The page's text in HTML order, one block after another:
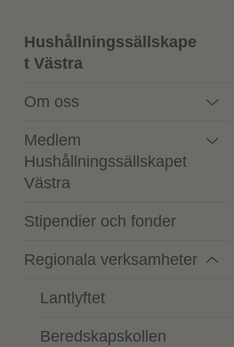
Hushållningssällskape
t Västra
Om oss
Medlem
Hushållningssällskapet
Västra
Stipendier och fonder
Regionala verksamheter
Lantlyftet
Beredskapskollen